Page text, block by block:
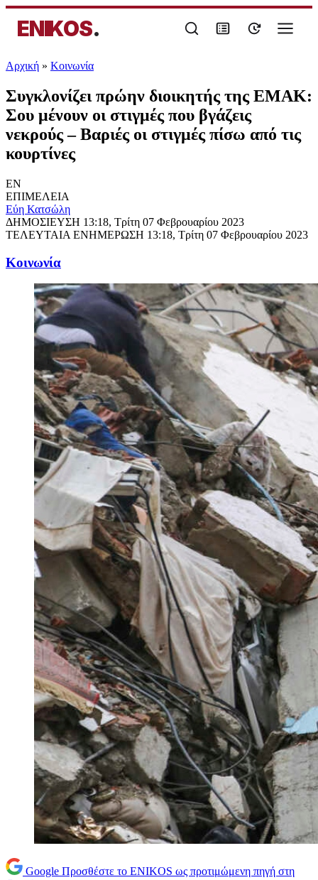
ENIKOS.
Αρχική » Κοινωνία
Συγκλονίζει πρώην διοικητής της ΕΜΑΚ:
Σου μένουν οι στιγμές που βγάζεις
νεκρούς – Βαριές οι στιγμές πίσω από τις
κουρτίνες
EN
ΕΠΙΜΕΛΕΙΑ
Εύη Κατσώλη
ΔΗΜΟΣΙΕΥΣΗ 13:18, Τρίτη 07 Φεβρουαρίου 2023
ΤΕΛΕΥΤΑΙΑ ΕΝΗΜΕΡΩΣΗ 13:18, Τρίτη 07 Φεβρουαρίου 2023
Κοινωνία
Google Προσθέστε το ENIKOS ως προτιμώμενη πηγή στη